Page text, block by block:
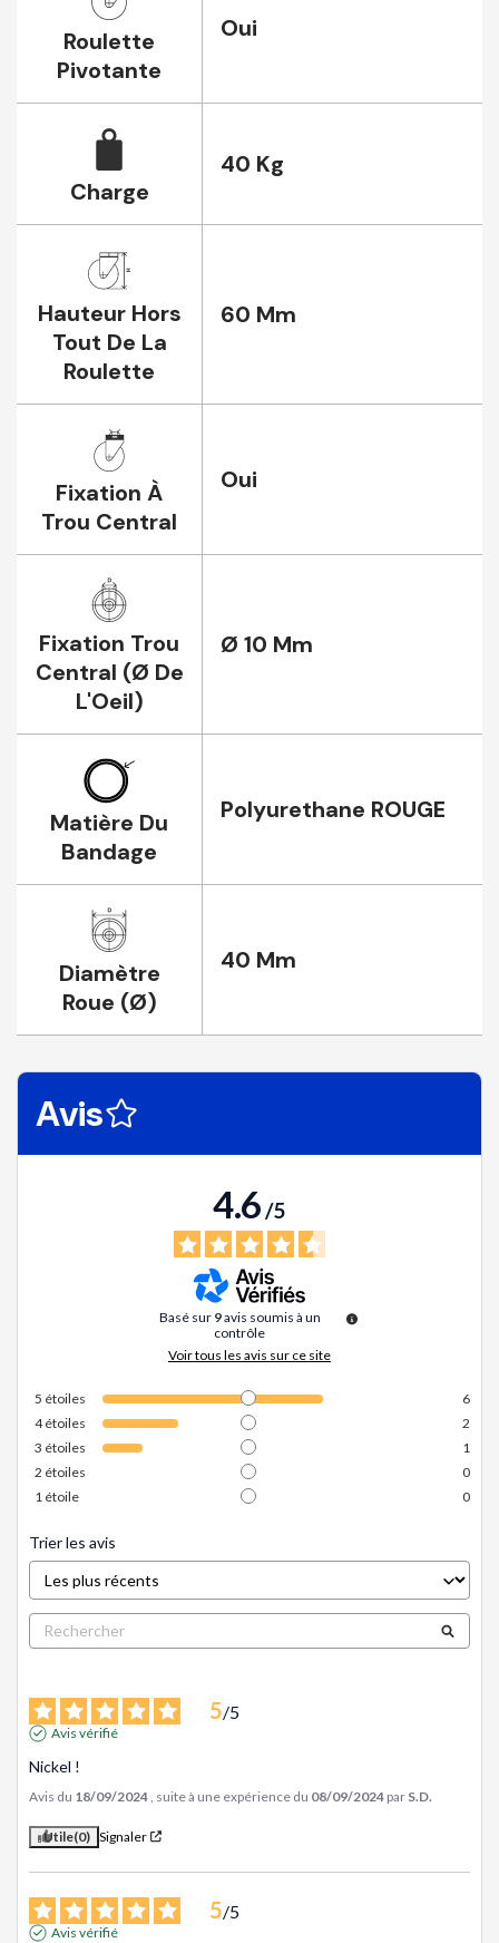
Roulette
Pivotante
Oui
Charge
40 Kg
Hauteur Hors
Tout De La
Roulette
60 Mm
Fixation À
Trou Central
Oui
Fixation Trou
Central (Ø De
L'Oeil)
Ø 10 Mm
Matière Du
Bandage
Polyurethane ROUGE
Diamètre
Roue (Ø)
40 Mm
Avis
4.6/5
Basé sur 9avis soumis à un
contrôle
Voir tous les avis sur ce site
5 étoiles
6
4étoiles
2
3 étoiles
1
2 étoiles
0
1 étoile 0
Trier les avis
5/5
Avis vérifié
Nickel !
Avis du 18/09/2024 , suite à une expérience du 08/09/2024 par S.D.
Utile(0) Signaler
5/5
Avis vérifié